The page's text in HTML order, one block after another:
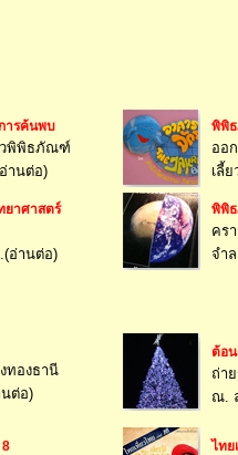
ารค้นพบ
วพิพิธภัณฑ์
านต่อ)
พิพิ
ออ
เลี้
ยาศาสตร์
อ่านต่อ)
พิพิ
คร
จำ
ทองธานี
ต่อ)
ต้อ
ถ่า
ณ.
ไทย